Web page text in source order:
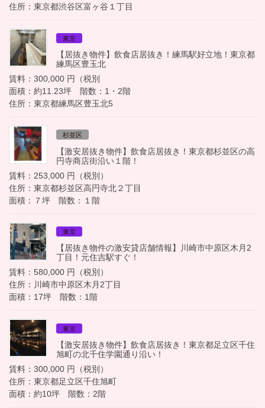
住所：東京都渋谷区富ヶ谷１丁目
東京
【居抜き物件】飲食店居抜き！練馬駅好立地！東京都
練馬区豊玉北
賃料：300,000 円（税別
面積：約11.23坪 階数：1・2階
住所：東京都練馬区豊玉北5
杉並区
【激安居抜き物件】飲食店居抜き！東京都杉並区の高
円寺商店街沿い１階！
賃料：253,000 円（税別）
住所：東京都杉並区高円寺北２丁目
面積：７坪 階数：１階
東京
【居抜き物件の激安貸店舗情報】川崎市中原区木月2
丁目！元住吉駅すぐ！
賃料：580,000 円（税別）
住所：川崎市中原区木月2丁目
面積：17坪 階数：1階
東京
【激安居抜き物件】飲食店居抜き！東京都足立区千住
旭町の北千住学園通り沿い！
賃料：300,000 円（税別）
住所：東京都足立区千住旭町
面積：約10坪 階数：2階